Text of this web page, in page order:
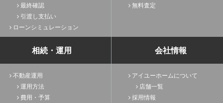
最終確認
引渡し支払い
ローンシミュレーション
無料査定
相続・運用
不動産運用
運用方法
費用・予算
会社情報
アイユーホームについて
店舗一覧
採用情報